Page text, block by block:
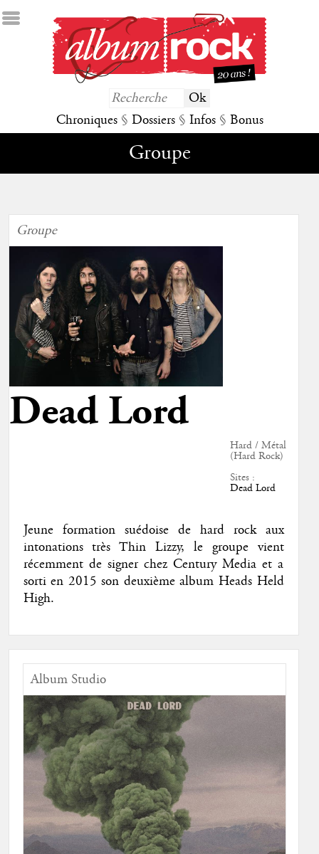
Chroniques § Dossiers § Infos § Bonus
Groupe
Groupe
Dead Lord
Hard / Métal
(Hard Rock)
Sites :
Dead Lord
Jeune formation suédoise de hard rock aux
intonations très Thin Lizzy, le groupe vient
récemment de signer chez Century Media et a
sorti en 2015 son deuxième album Heads Held
High.
Album Studio